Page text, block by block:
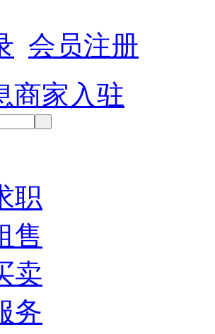
会员注册
商家入驻
职
售
卖
务